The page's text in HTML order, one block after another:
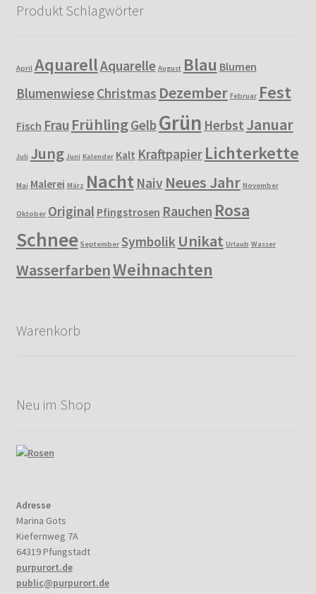
Produkt Schlagwörter
April AquarellAquarelle August Blau Blumen
BlumenwieseChristmas Dezember Februar Fest
Fisch Frau FrühlingGelbGrün Herbst Januar
Juli Jung Juni Kalender Kalt Kraftpapier Lichterkette
Mai Malerei März Nacht Naiv Neues Jahr November
Oktober Original Pfingstrosen Rauchen Rosa
Schnee September Symbolik Unikat Urlaub Wasser
WasserfarbenWeihnachten
Warenkorb
Neu im Shop
Adresse
Marina Gots
Kiefernweg 7A
64319 Pfungstadt
purpurort.de
public@purpurort.de